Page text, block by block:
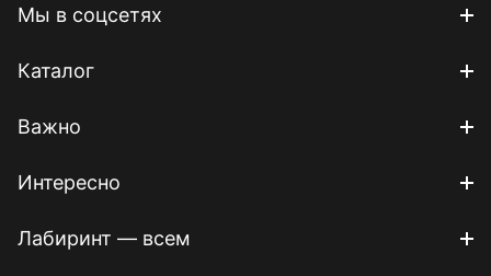
Мы в соцсетях
Каталог
Важно
Интересно
Лабиринт — всем